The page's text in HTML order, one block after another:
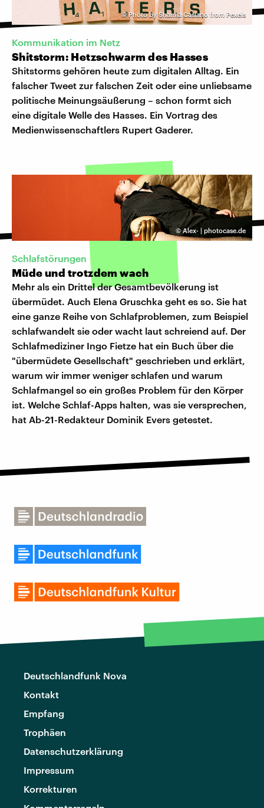
©Photo by Shamia Casiano from Pexels
Kommunikation im Netz
Shitstorm: Hetzschwarm des Hasses
Shitstorms gehören heute zum digitalen Alltag. Ein
falscher Tweet zur falschen Zeit oder eine unliebsame
politische Meinungsäußerung – schon formt sich
eine digitale Welle des Hasses. Ein Vortrag des
Medienwissenschaftlers Rupert Gaderer.
©Alex- | photocase.de
Schlafstörungen
Müde und trotzdem wach
Mehr als ein Drittel der Gesamtbevölkerung ist
übermüdet. Auch Elena Gruschka geht es so. Sie hat
eine ganze Reihe von Schlafproblemen, zum Beispiel
schlafwandelt sie oder wacht laut schreiend auf. Der
Schlafmediziner Ingo Fietze hat ein Buch über die
"übermüdete Gesellschaft" geschrieben und erklärt,
warum wir immer weniger schlafen und warum
Schlafmangel so ein großes Problem für den Körper
ist. Welche Schlaf-Apps halten, was sie versprechen,
hat Ab-21-Redakteur Dominik Evers getestet.
Deutschlandfunk Nova
Kontakt
Empfang
Trophäen
Datenschutzerklärung
Impressum
Korrekturen